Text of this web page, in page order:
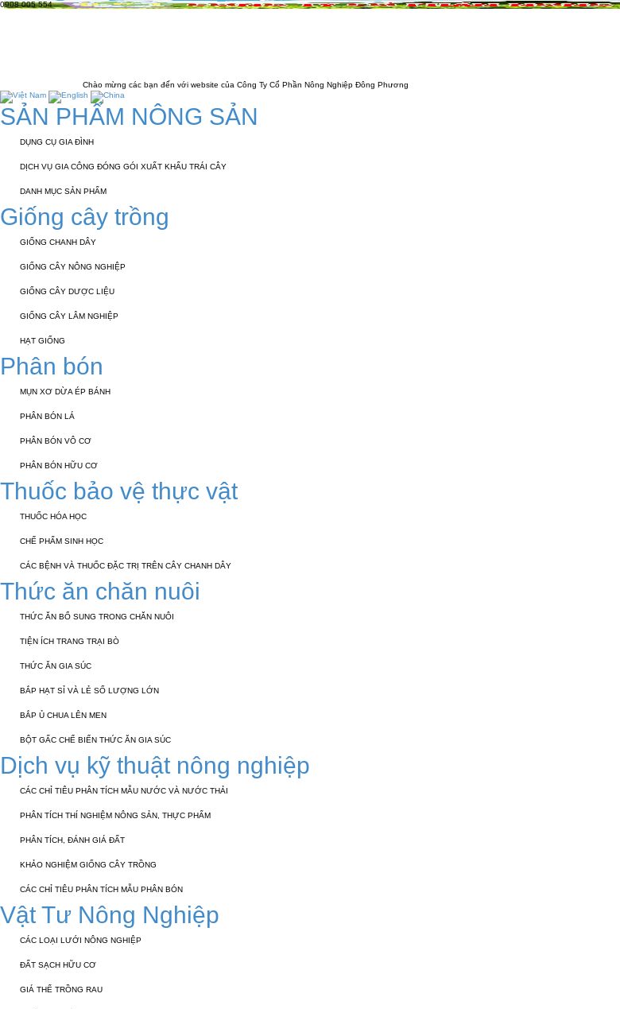
0908 005 554
Chào mừng các bạn đến với website của Công Ty Cổ Phần Nông Nghiệp Đông Phương
SẢN PHẨM NÔNG SẢN
DỤNG CỤ GIA ĐÌNH
DỊCH VỤ GIA CÔNG ĐÓNG GÓI XUẤT KHẨU TRÁI CÂY
DANH MỤC SẢN PHẨM
Giống cây trồng
GIỐNG CHANH DÂY
GIỐNG CÂY NÔNG NGHIỆP
GIỐNG CÂY DƯỢC LIỆU
GIỐNG CÂY LÂM NGHIỆP
HẠT GIỐNG
Phân bón
MỤN XƠ DỪA ÉP BÁNH
PHÂN BÓN LÁ
PHÂN BÓN VÔ CƠ
PHÂN BÓN HỮU CƠ
Thuốc bảo vệ thực vật
THUỐC HÓA HỌC
CHẾ PHẨM SINH HỌC
CÁC BỆNH VÀ THUỐC ĐẶC TRỊ TRÊN CÂY CHANH DÂY
Thức ăn chăn nuôi
THỨC ĂN BỔ SUNG TRONG CHĂN NUÔI
TIỆN ÍCH TRANG TRẠI BÒ
THỨC ĂN GIA SÚC
BẮP HẠT SỈ VÀ LẺ SỐ LƯỢNG LỚN
BẮP Ủ CHUA LÊN MEN
BỘT GẤC CHẾ BIẾN THỨC ĂN GIA SÚC
Dịch vụ kỹ thuật nông nghiệp
CÁC CHỈ TIÊU PHÂN TÍCH MẪU NƯỚC VÀ NƯỚC THẢI
PHÂN TÍCH THÍ NGHIỆM NÔNG SẢN, THỰC PHẨM
PHÂN TÍCH, ĐÁNH GIÁ ĐẤT
KHẢO NGHIỆM GIỐNG CÂY TRỒNG
CÁC CHỈ TIÊU PHÂN TÍCH MẪU PHÂN BÓN
Vật Tư Nông Nghiệp
CÁC LOẠI LƯỚI NÔNG NGHIỆP
ĐẤT SẠCH HỮU CƠ
GIÁ THỂ TRỒNG RAU